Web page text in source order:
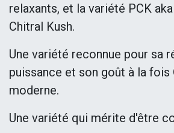
relaxants, et la variété PCK
Chitral Kush.
Une variété reconnue pour sa
puissance et son goût à la fois
moderne.
Une variété qui mérite d'être